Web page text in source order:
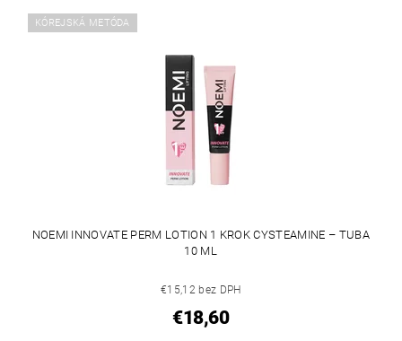
KÓREJSKÁ METÓDA
NOEMI INNOVATE PERM LOTION 1 KROK CYSTEAMINE – TUBA
10 ML
€15,12 bez DPH
€18,60